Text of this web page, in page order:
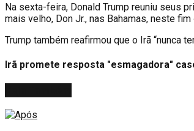
Na sexta-feira, Donald Trump reuniu seus
mais velho, Don Jr., nas Bahamas, neste
Trump também reafirmou que o Irã “nunca
Irã promete resposta "esmagadora"